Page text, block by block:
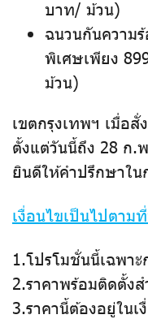
บาท/ ม้วน)
ฉนวนกันความร้
พิเศษเพียง
ม้วน)
เขตกรุงเทพฯ เมื่อ
ตั้งแต่วันนี้ถึง 28 ก.
ยินดีให้คำปรึกษาใ
เงื่อนไขเป็นไปตา
1.โปรโมชั่นนี้เฉพา
2.ราคาพร้อมติดตั้ง
3.ราคานี้ต้องอยู่ใน